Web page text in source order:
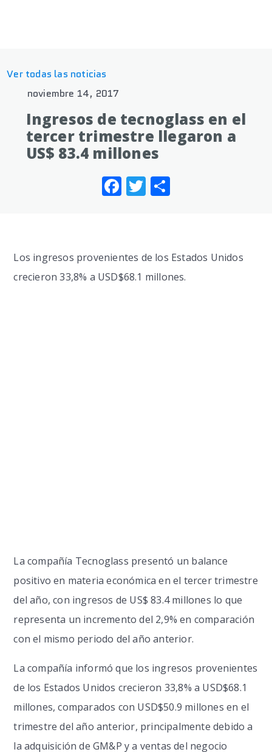
Ver todas las noticias
noviembre 14, 2017
Ingresos de tecnoglass en el
tercer trimestre llegaron a
US$ 83.4 millones
Facebook
Twitter
Los ingresos provenientes de los Estados Unidos
crecieron 33,8% a USD$68.1 millones.
La compañía Tecnoglass presentó un balance
positivo en materia económica en el tercer trimestre
del año, con ingresos de US$ 83.4 millones lo que
representa un incremento del 2,9% en comparación
con el mismo periodo del año anterior.
La compañía informó que los ingresos provenientes
de los Estados Unidos crecieron 33,8% a USD$68.1
millones, comparados con USD$50.9 millones en el
trimestre del año anterior, principalmente debido a
la adquisición de GM&P y a ventas del negocio